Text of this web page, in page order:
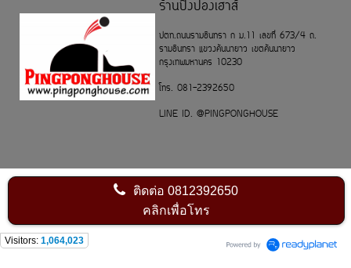
ร้านปิงปองเฮาส์
ปตท.ถนนรามอินทรา ก ม.11 เลขที่ 673/4 ถ.
รามอินทรา แขวงคันนายาว เขตคันนายาว
กรุงเทพมหานคร 10230
โทร. 081-2392650
LINE ID. @PINGPONGHOUSE
ติดต่อ0812392650
คลิกเพื่อโทร
Visitors: 1,064,023